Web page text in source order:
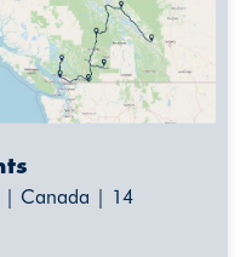
| Canada | 14